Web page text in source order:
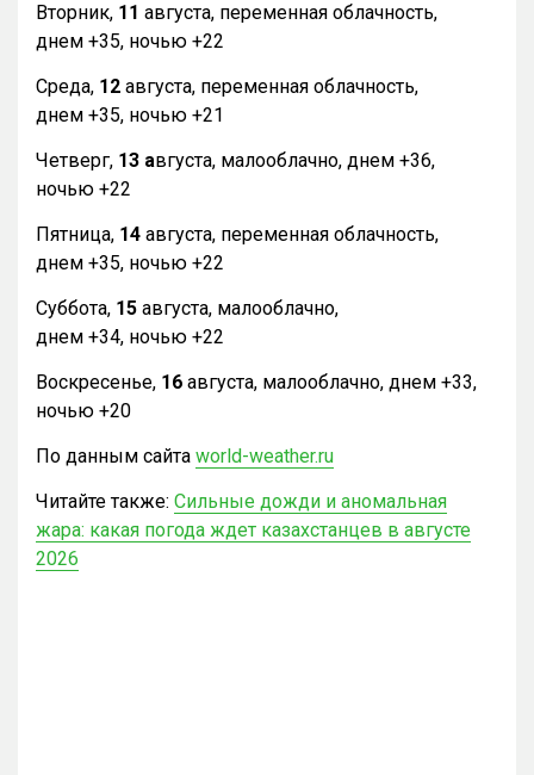
Вторник, 11 августа, переменная облачность,
днем +35, ночью +22
Среда, 12 августа, переменная облачность,
днем +35, ночью +21
Четверг, 13 августа, малооблачно, днем +36,
ночью +22
Пятница, 14 августа, переменная облачность,
днем +35, ночью +22
Суббота, 15 августа, малооблачно,
днем +34, ночью +22
Воскресенье, 16 августа, малооблачно, днем +33,
ночью +20
По данным сайта world-weather.ru
Читайте также: Сильные дожди и аномальная
жара: какая погода ждет казахстанцев в августе
2026